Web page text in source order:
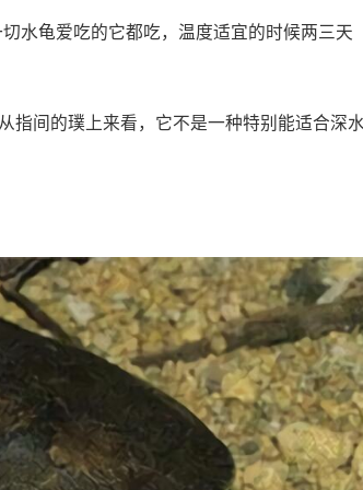
水龟爱吃的它都吃，温度适宜的时候两三天
指间的璞上来看，它不是一种特别能适合深